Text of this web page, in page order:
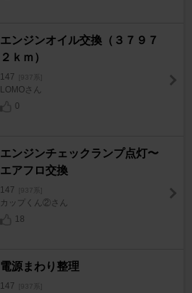
エンジンオイル交換（３７９７
２ｋｍ）
147 [937系]
LOMOさん
0
エンジンチェックランプ点灯〜
エアフロ交換
147 [937系]
カップくん②さん
18
電源まわり整理
147 [937系]